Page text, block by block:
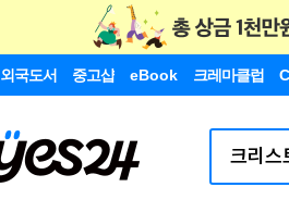
외국도서 중고샵 eBook 크레마클럽